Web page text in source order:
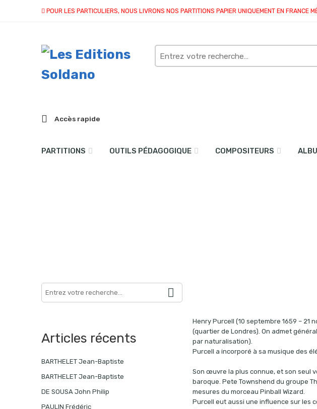
POUR LES PARTICULIERS, NOUS LIVRONS NOS PARTITIONS PAPIER UNIQUEMENT EN FRANCE
Search
here
Accès rapide
PARTITIONS OUTILS PÉDAGOGIQUE COMPOSITEURS
Henry Purcell (10 septembre 1659 –
(quartier de Londres). On admet
par naturalisation).
Purcell a incorporé à sa musique des
Son œuvre la plus connue, et son seul
baroque. Pete Townshend du groupe
mesures du morceau Pinball Wizard.
Purcell eut aussi une influence sur les
Search
here
Articles récents
BARTHELET Jean-Baptiste
BARTHELET Jean-Baptiste
DE SOUSA John Philip
PAULIN Frédéric